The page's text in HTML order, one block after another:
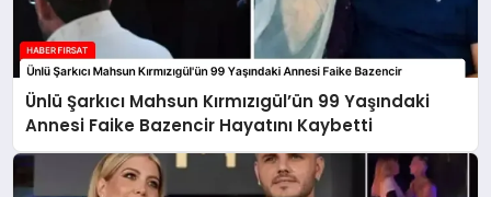
Ünlü Şarkıcı Mahsun Kırmızıgül’ün 99 Yaşındaki
Annesi Faike Bazencir Hayatını Kaybetti